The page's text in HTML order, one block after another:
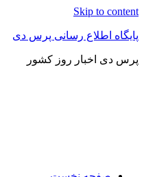
Skip to content
پایگاه اطلاع رسانی پرس دی
پرس دی اخبار روز کشور